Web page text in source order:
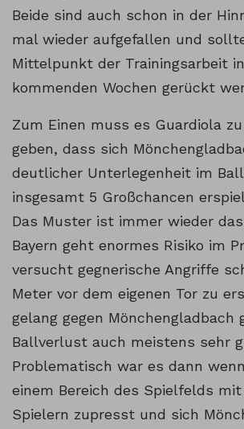
Beide sind auch schon in der
mal wieder aufgefallen und
Mittelpunkt der Trainingsarbeit
kommenden Wochen gerückt
Zum Einen muss es Guardiola
geben, dass sich
deutlicher Unterlegenheit im
insgesamt 5 Großchancen
Das Muster ist immer wieder
Bayern geht enormes Risiko im
versucht gegnerische Angriffe
Meter vor dem eigenen Tor zu
gelang gegen Mönchengladbach
Ballverlust auch meistens sehr
Problematisch war es dann
einem Bereich des Spielfelds
Spielern zupresst und sich